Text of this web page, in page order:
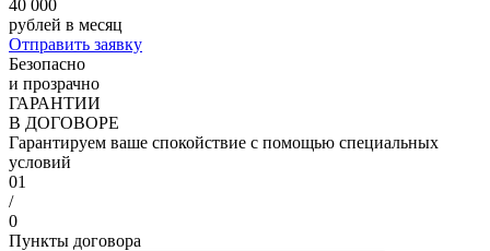
40 000
рублей в месяц
Отправить заявку
Безопасно
и прозрачно
ГАРАНТИИ
В ДОГОВОРЕ
Гарантируем ваше спокойствие с помощью специальных
условий
01
/
0
Пункты договора